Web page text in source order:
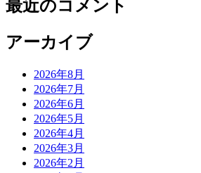
最近のコメント
アーカイブ
2026年8月
2026年7月
2026年6月
2026年5月
2026年4月
2026年3月
2026年2月